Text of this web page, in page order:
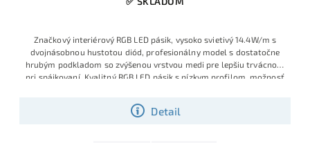
Detail
Značkový interiérový RGB LED pásik, vysoko svietivý 14.4W/m s
dvojnásobnou hustotou diód, profesionálny model s dostatočne
hrubým podkladom so zvýšenou vrstvou medi pre lepšiu trvácnosť
pri spájkovaní. Kvalitný RGB LED pásik s nízkym profilom, možnosť
do líšt, podsvietenia či dekorácií.